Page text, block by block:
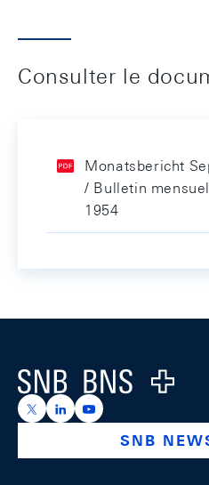
Consulter le
Monatsbericht
/ Bulletin
1954
Logo
https://x.com/snb_bns
https://https://
SNB